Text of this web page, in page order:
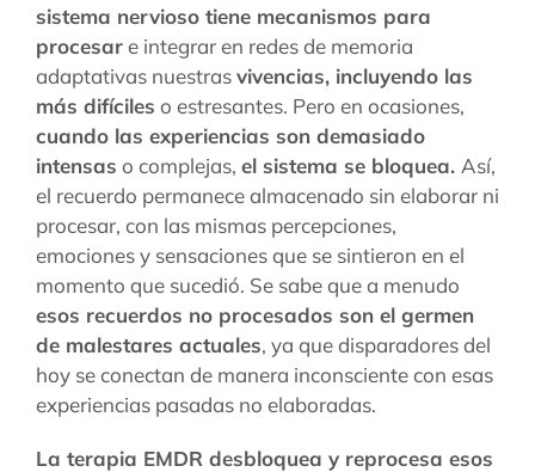
sistema nervioso tiene mecanismos para
procesare integrar en redes de memoria
adaptativas nuestrasvivencias, incluyendo las
más difíciles o estresantes. Pero en ocasiones,
cuando las experiencias son demasiado
intensas o complejas, el sistema se bloquea. Así,
el recuerdo permanece almacenado sin elaborar ni
procesar, con las mismas percepciones,
emociones y sensaciones que se sintieron en el
momento que sucedió. Se sabe que a menudo
esos recuerdos no procesados son el germen
de malestares actuales, ya que disparadores del
hoy se conectan de manera inconsciente con esas
experiencias pasadas no elaboradas.
La terapia EMDR desbloquea y reprocesa esos